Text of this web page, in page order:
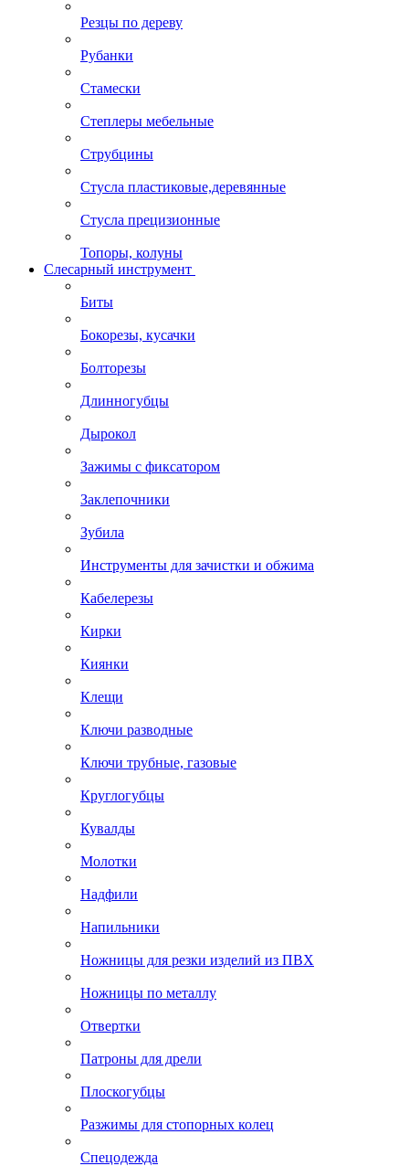
Резцы по дереву
Рубанки
Стамески
Степлеры мебельные
Струбцины
Стусла пластиковые,деревянные
Стусла прецизионные
Топоры, колуны
Слесарный инструмент
Биты
Бокорезы, кусачки
Болторезы
Длинногубцы
Дырокол
Зажимы с фиксатором
Заклепочники
Зубила
Инструменты для зачистки и обжима
Кабелерезы
Кирки
Киянки
Клещи
Ключи разводные
Ключи трубные, газовые
Круглогубцы
Кувалды
Молотки
Надфили
Напильники
Ножницы для резки изделий из ПВХ
Ножницы по металлу
Отвертки
Патроны для дрели
Плоскогубцы
Разжимы для стопорных колец
Спецодежда